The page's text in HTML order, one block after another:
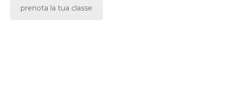
prenota la tua classe